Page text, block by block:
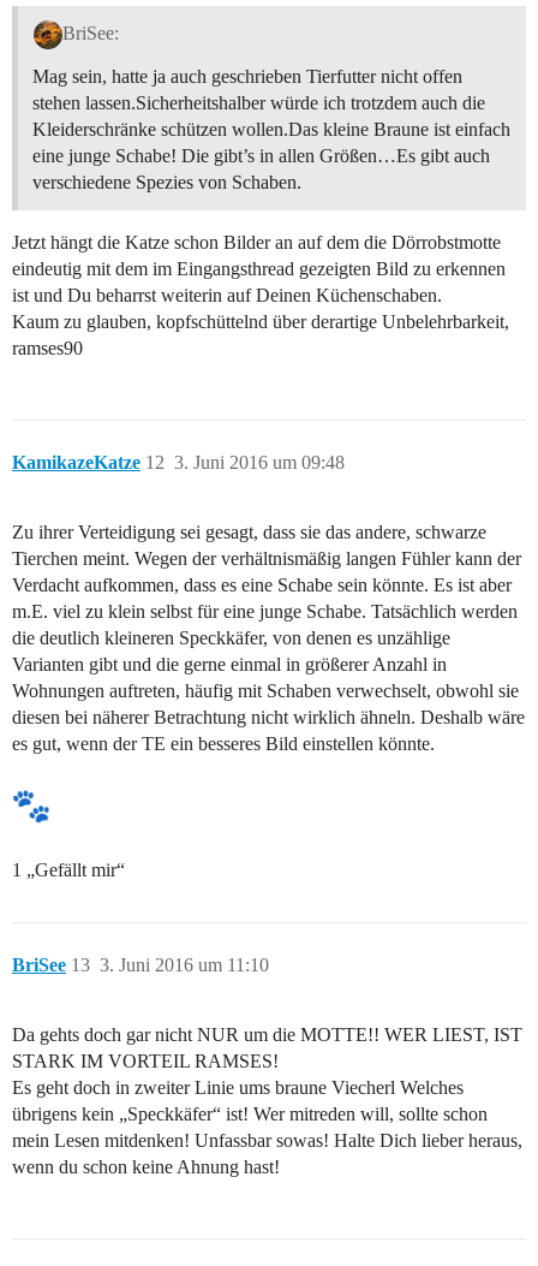
BriSee:
Mag sein, hatte ja auch geschrieben Tierfutter nicht offen
stehen lassen.Sicherheitshalber würde ich trotzdem auch die
Kleiderschränke schützen wollen.Das kleine Braune ist einfach
eine junge Schabe! Die gibt’s in allen Größen…Es gibt auch
verschiedene Spezies von Schaben.
Jetzt hängt die Katze schon Bilder an auf dem die Dörrobstmotte
eindeutig mit dem im Eingangsthread gezeigten Bild zu erkennen
ist und Du beharrst weiterin auf Deinen Küchenschaben.
Kaum zu glauben, kopfschüttelnd über derartige Unbelehrbarkeit,
ramses90
KamikazeKatze 3. Juni 2016 um 09:48
12
Zu ihrer Verteidigung sei gesagt, dass sie das andere, schwarze
Tierchen meint. Wegen der verhältnismäßig langen Fühler kann der
Verdacht aufkommen, dass es eine Schabe sein könnte. Es ist aber
m.E. viel zu klein selbst für eine junge Schabe. Tatsächlich werden
die deutlich kleineren Speckkäfer, von denen es unzählige
Varianten gibt und die gerne einmal in größerer Anzahl in
Wohnungen auftreten, häufig mit Schaben verwechselt, obwohl sie
diesen bei näherer Betrachtung nicht wirklich ähneln. Deshalb wäre
es gut, wenn der TE ein besseres Bild einstellen könnte.
1 „Gefällt mir“
BriSee 3. Juni 2016 um 11:10
13
Da gehts doch gar nicht NUR um die MOTTE!! WER LIEST, IST
STARK IM VORTEIL RAMSES!
Es geht doch in zweiter Linie ums braune Viecherl Welches
übrigens kein „Speckkäfer“ ist! Wer mitreden will, sollte schon
mein Lesen mitdenken! Unfassbar sowas! Halte Dich lieber heraus,
wenn du schon keine Ahnung hast!